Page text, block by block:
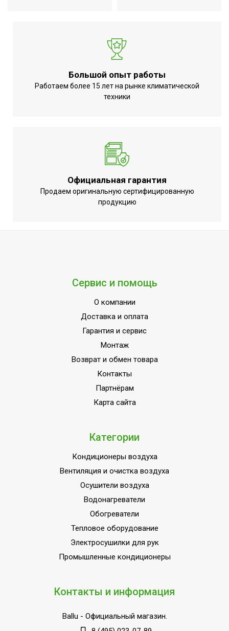
Большой опыт работы
Работаем более 15 лет на рынке климатической
техники
Официальная гарантия
Продаем оригинальную сертифицированную
продукцию
Сервис и помощь
О компании
Доставка и оплата
Гарантия и сервис
Монтаж
Возврат и обмен товара
Контакты
Партнёрам
Карта сайта
Категории
Кондиционеры воздуха
Вентиляция и очистка воздуха
Осушители воздуха
Водонагреватели
Обогреватели
Тепловое оборудование
Электросушилки для рук
Промышленные кондиционеры
Контакты и информация
Ballu - Официальный магазин.